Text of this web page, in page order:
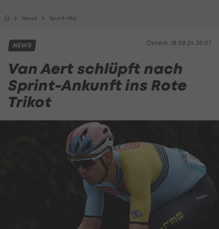
News Sport-Mix
Ourém, 18.08.24 20:07
NEWS
Van Aert schlüpft nach
Sprint-Ankunft ins Rote
Trikot